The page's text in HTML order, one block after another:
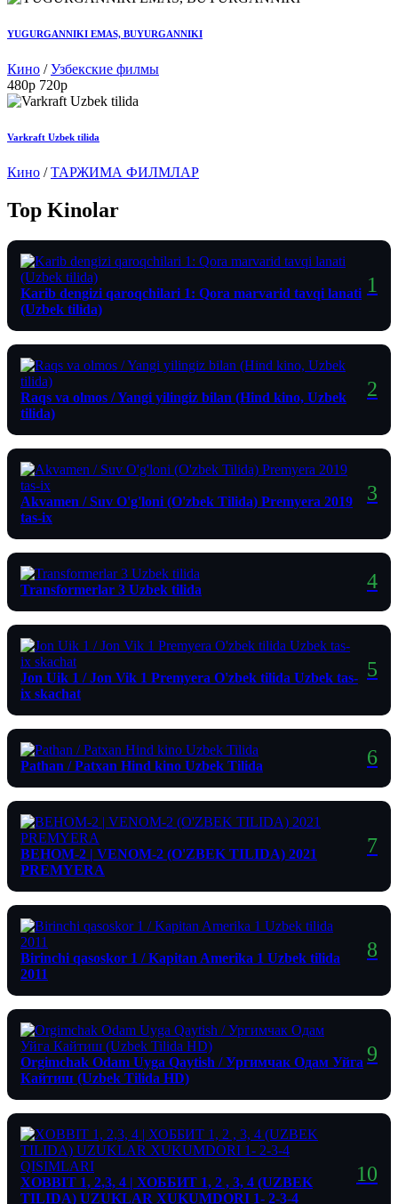
YUGURGANNIKI EMAS, BUYURGANNIKI
Кино /Узбекские филмы
480p 720p
Varkraft Uzbek tilida
Кино /ТАРЖИМА ФИЛМЛАР
Top Kinolar
Karib dengizi qaroqchilari 1: Qora marvarid tavqi lanati
(Uzbek tilida)
Raqs va olmos / Yangi yilingiz bilan (Hind kino, Uzbek
tilida)
Akvamen / Suv O'g'loni (O'zbek Tilida) Premyera 2019
tas-ix
Transformerlar 3 Uzbek tilida
Jon Uik 1 / Jon Vik 1 Premyera O'zbek tilida Uzbek tas-
ix skachat
Pathan / Patxan Hind kino Uzbek Tilida
ВЕНОМ-2 | VENOM-2 (O'ZBEK TILIDA) 2021
PREMYERA
Birinchi qasoskor 1 / Kapitan Amerika 1 Uzbek tilida
2011
Orgimchak Odam Uyga Qaytish / Ургимчак Одам Уйга
Кайтиш (Uzbek Tilida HD)
XOBBIT 1, 2,3, 4 | ХОББИТ 1, 2 , 3, 4 (UZBEK
TILIDA) UZUKLAR XUKUMDORI 1- 2-3-4